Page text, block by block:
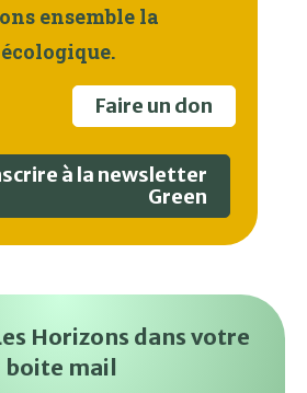
ensemble la
Faire un don
à la newsletter
Green
Horizons dans votre
boite mail